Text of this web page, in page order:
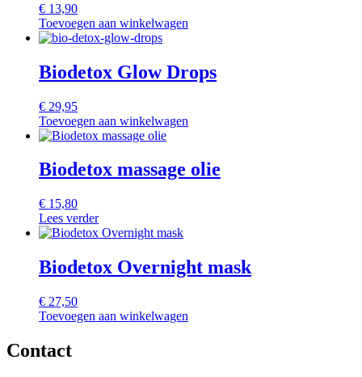
€ 13,90
Toevoegen aan winkelwagen
Biodetox Glow Drops
€ 29,95
Toevoegen aan winkelwagen
Biodetox massage olie
€ 15,80
Lees verder
Biodetox Overnight mask
€ 27,50
Toevoegen aan winkelwagen
Contact